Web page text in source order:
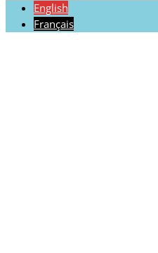
English
Français